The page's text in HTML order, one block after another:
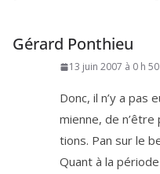
Gérard Ponthieu
13 juin 2007 à 0 h
Donc, il n’y a pas
mienne, de
tions. Pan sur le
Quant à la